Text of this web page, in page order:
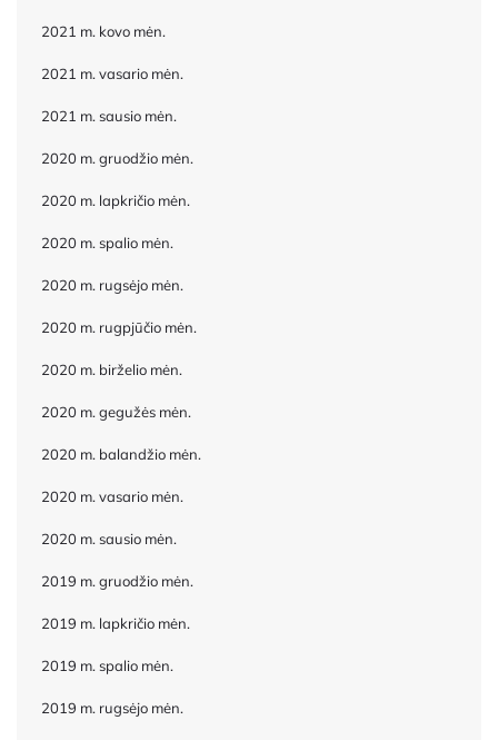
2021 m. kovo mėn.
2021 m. vasario mėn.
2021 m. sausio mėn.
2020 m. gruodžio mėn.
2020 m. lapkričio mėn.
2020 m. spalio mėn.
2020 m. rugsėjo mėn.
2020 m. rugpjūčio mėn.
2020 m. birželio mėn.
2020 m. gegužės mėn.
2020 m. balandžio mėn.
2020 m. vasario mėn.
2020 m. sausio mėn.
2019 m. gruodžio mėn.
2019 m. lapkričio mėn.
2019 m. spalio mėn.
2019 m. rugsėjo mėn.